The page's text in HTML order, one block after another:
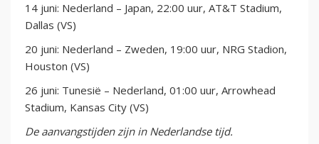
14 juni: Nederland – Japan, 22:00 uur, AT&T Stadium,
Dallas (VS)
20 juni: Nederland – Zweden, 19:00 uur, NRG Stadion,
Houston (VS)
26 juni: Tunesië – Nederland, 01:00 uur, Arrowhead
Stadium, Kansas City (VS)
De aanvangstijden zijn in Nederlandse tijd.